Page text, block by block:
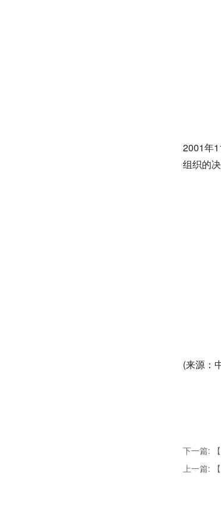
2001年
组织的决
(来源：
下一篇:
上一篇: